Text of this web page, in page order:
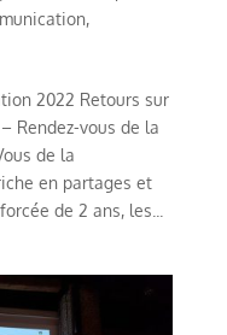
,
2022 Retours sur
Rendez-vous de la
de la
en partages et
de 2 ans, les...